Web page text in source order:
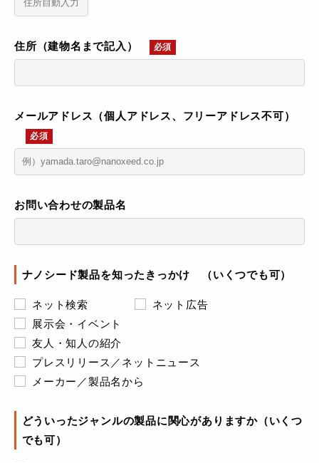
住所（建物名まで記入） 必須
メールアドレス（個人アドレス、フリーアドレス不可）
必須
お問い合わせの製品名
ナノシード製品を知ったきっかけ （いくつでも可）
ネット検索
ネット広告
展示会・イベント
友人・知人の紹介
プレスリリース／ネットニュース
メーカー／製品名から
どういったジャンルの製品に関心がありますか（いくつ
でも可）